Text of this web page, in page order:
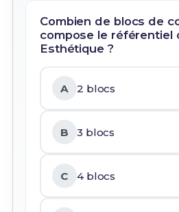
Combien de blocs de
compose le référentiel
Esthétique ?
A 2 blocs
B 3 blocs
C 4 blocs